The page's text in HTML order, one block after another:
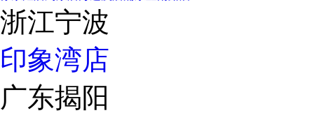
浙江宁波
印象湾店
广东揭阳